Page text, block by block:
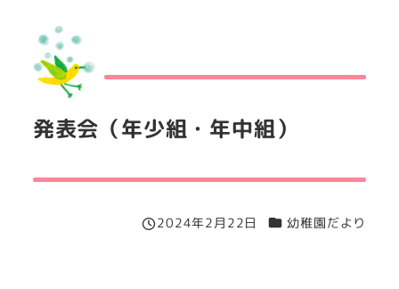
発表会（年少組・年中組）
投稿日
2024年2月22日 カテゴリー
幼稚園だより